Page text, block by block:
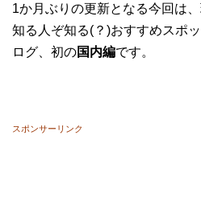
1か月ぶりの更新となる今回は
知る人ぞ知る(？)おすすめスポ
ログ、初の国内編です。
スポンサーリンク